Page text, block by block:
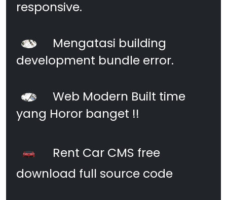
responsive.
Mengatasi building
development bundle error.
Web Modern Built time
yang Horor banget !!
Rent Car CMS free
download full source code